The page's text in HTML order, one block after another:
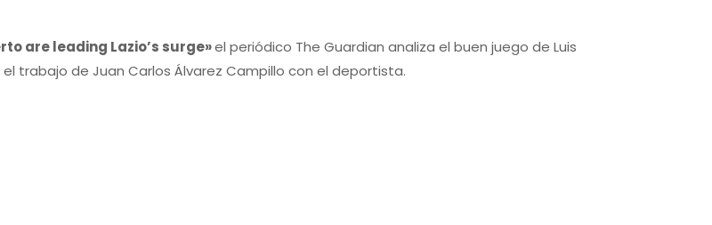
are leading Lazio’s surge»el periódico The Guardian analiza el buen juego de Luis
trabajo de Juan Carlos Álvarez Campillo con el deportista.